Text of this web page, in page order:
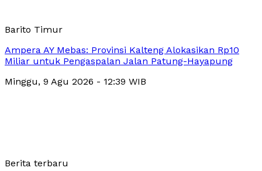
Barito Timur
Ampera AY Mebas: Provinsi Kalteng Alokasikan Rp10
Miliar untuk Pengaspalan Jalan Patung-Hayapung
Minggu, 9 Agu 2026 - 12:39 WIB
Berita terbaru